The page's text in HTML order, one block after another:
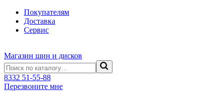
Покупателям
Доставка
Сервис
Магазин шин и дисков
8332 51-55-88
Перезвоните мне